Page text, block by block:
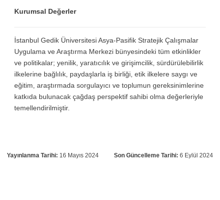
Kurumsal Değerler
İstanbul Gedik Üniversitesi Asya-Pasifik Stratejik Çalışmalar
Uygulama ve Araştırma Merkezi bünyesindeki tüm etkinlikler
ve politikalar; yenilik, yaratıcılık ve girişimcilik, sürdürülebilirlik
ilkelerine bağlılık, paydaşlarla iş birliği, etik ilkelere saygı ve
eğitim, araştırmada sorgulayıcı ve toplumun gereksinimlerine
katkıda bulunacak çağdaş perspektif sahibi olma değerleriyle
temellendirilmiştir.
Yayınlanma Tarihi: 16 Mayıs 2024 Son Güncelleme Tarihi: 6 Eylül 2024